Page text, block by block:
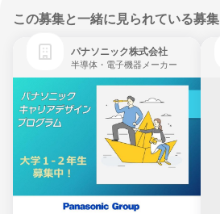
この募集と一緒に見られている募集
パナソニック株式会社
半導体・電子機器メーカー